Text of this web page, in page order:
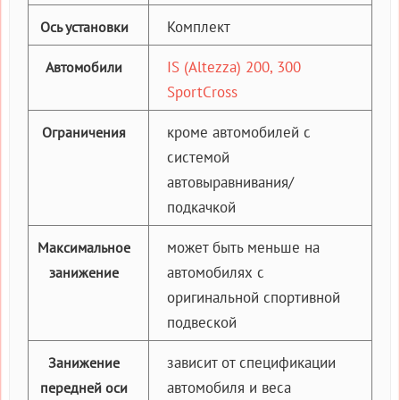
Ось установки Комплект
Автомобили
IS (Altezza) 200, 300
SportCross
Ограничения
кроме автомобилей с
системой
автовыравнивания/
подкачкой
Максимальное
занижение
может быть меньше на
автомобилях с
оригинальной спортивной
подвеской
Занижение
передней оси
зависит от спецификации
автомобиля и веса